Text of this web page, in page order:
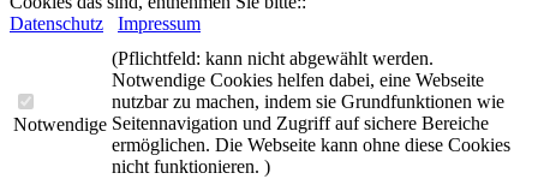
Datenschutz
Impressum
Notwendige
(Pflichtfeld: kann nicht abgewählt werden.
Notwendige Cookies helfen dabei, eine Webseite
nutzbar zu machen, indem sie Grundfunktionen wie
Seitennavigation und Zugriff auf sichere Bereiche
ermöglichen. Die Webseite kann ohne diese Cookies
nicht funktionieren. )